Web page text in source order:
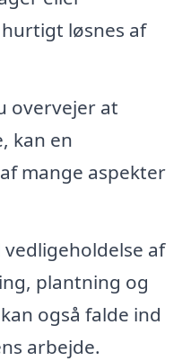
løsnes af
overvejer at
kan en
mange aspekter
vedligeholdelse af
plantning og
også falde ind
arbejde.